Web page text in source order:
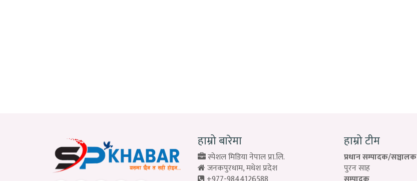
हाम्रो बारेमा
स्पेशल मिडिया नेपाल प्रा.लि.
जनकपुरधाम, मधेश प्रदेश
हाम्रो टीम
प्रधान सम्पादक/सञ्चालक
पुरन साह